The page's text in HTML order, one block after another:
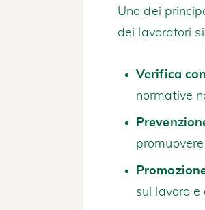
Uno dei
dei lavoratori
Verifica
normative
sul lavoro e